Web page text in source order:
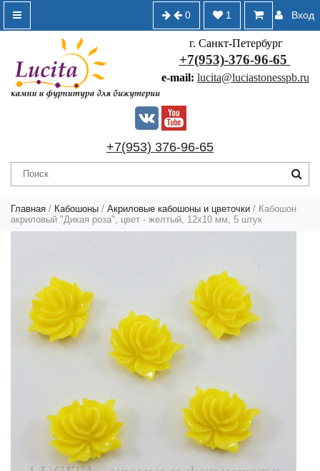
Вход
1
0
г. Санкт-Петербург
+7(953)-376-96-65
e-mail: lucita@luciastonesspb.ru
+7(953) 376-96-65
Главная / Кабошоны / Акриловые кабошоны и цветочки / Кабошон
акриловый "Дикая роза", цвет - желтый, 12х10 мм, 5 штук